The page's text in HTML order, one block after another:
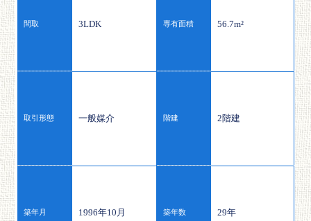
間取 3LDK 専有面積 56.7m²
取引形態 一般媒介 階建 2階建
築年月 1996年10月 築年数 29年